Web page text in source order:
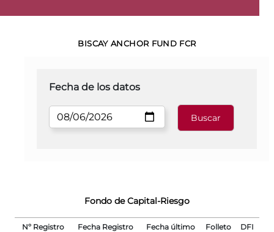
BISCAY ANCHOR FUND FCR
Fecha de los datos
Fondo de Capital-Riesgo
Nº Registro
Fecha Registro
Fecha último
Folleto
DFI